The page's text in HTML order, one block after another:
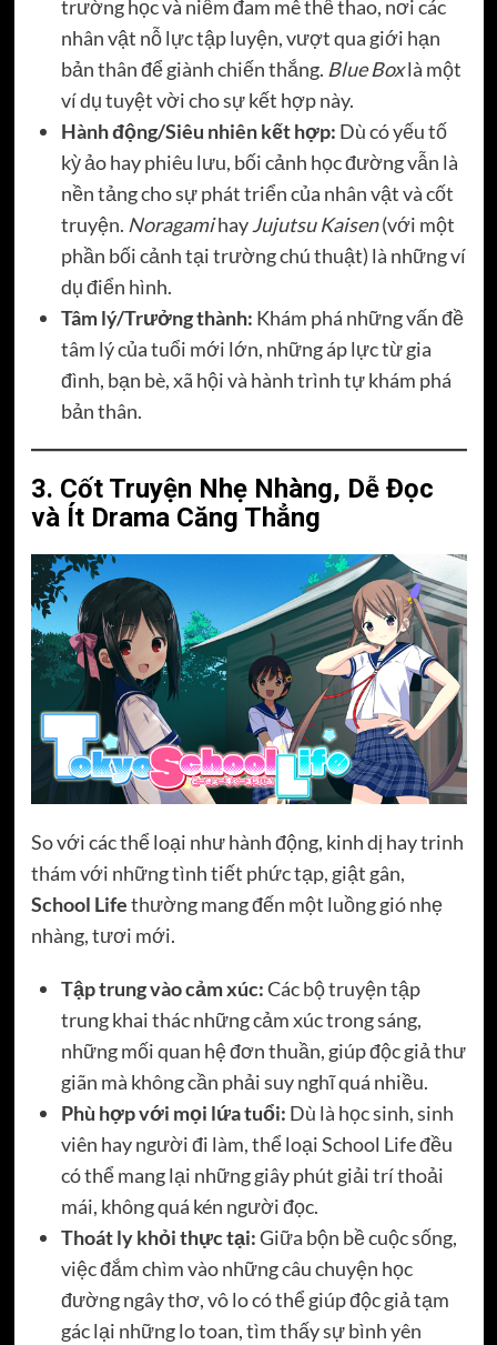
trường học và niềm đam mê thể thao, nơi các
nhân vật nỗ lực tập luyện, vượt qua giới hạn
bản thân để giành chiến thắng. Blue Boxlà một
ví dụ tuyệt vời cho sự kết hợp này.
Hành động/Siêu nhiên kết hợp: Dù có yếu tố
kỳ ảo hay phiêu lưu, bối cảnh học đường vẫn là
nền tảng cho sự phát triển của nhân vật và cốt
truyện. NoragamihayJujutsu Kaisen(với một
phần bối cảnh tại trường chú thuật) là những ví
dụ điển hình.
Tâm lý/Trưởng thành: Khám phá những vấn đề
tâm lý của tuổi mới lớn, những áp lực từ gia
đình, bạn bè, xã hội và hành trình tự khám phá
bản thân.
3. Cốt Truyện Nhẹ Nhàng, Dễ Đọc
và Ít Drama Căng Thẳng
So với các thể loại như hành động, kinh dị hay trinh
thám với những tình tiết phức tạp, giật gân,
School Lifethường mang đến một luồng gió nhẹ
nhàng, tươi mới.
Tập trung vào cảm xúc:Các bộ truyện tập
trung khai thác những cảm xúc trong sáng,
những mối quan hệ đơn thuần, giúp độc giả thư
giãn mà không cần phải suy nghĩ quá nhiều.
Phù hợp với mọi lứa tuổi: Dù là học sinh, sinh
viên hay người đi làm, thể loại School Life đều
có thể mang lại những giây phút giải trí thoải
mái, không quá kén người đọc.
Thoát ly khỏi thực tại:Giữa bộn bề cuộc sống,
việc đắm chìm vào những câu chuyện học
đường ngây thơ, vô lo có thể giúp độc giả tạm
gác lại những lo toan, tìm thấy sự bình yên